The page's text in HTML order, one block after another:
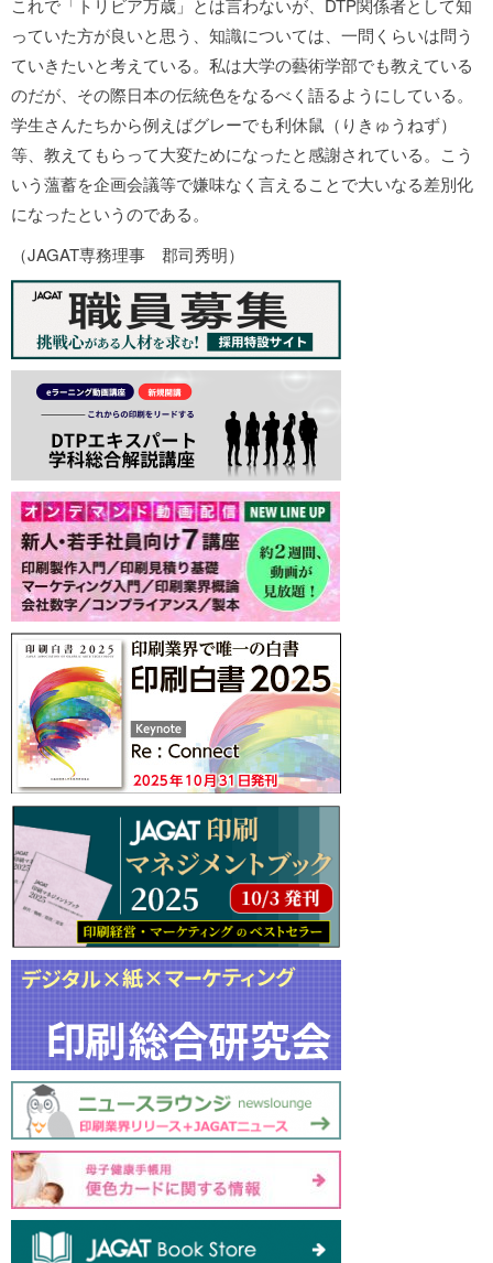
これで「トリビア万歳」とは言わないが、DTP関係者として知
っていた方が良いと思う、知識については、一問くらいは問う
ていきたいと考えている。私は大学の藝術学部でも教えている
のだが、その際日本の伝統色をなるべく語るようにしている。
学生さんたちから例えばグレーでも利休鼠（りきゅうねず）
等、教えてもらって大変ためになったと感謝されている。こう
いう薀蓄を企画会議等で嫌味なく言えることで大いなる差別化
になったというのである。
（JAGAT専務理事 郡司秀明）